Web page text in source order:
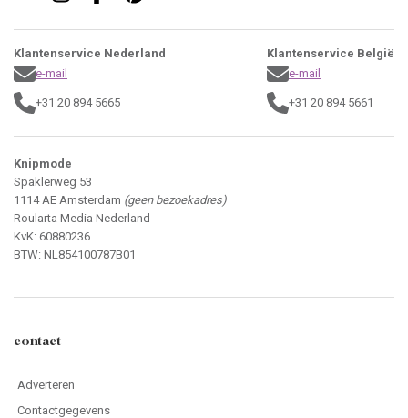
Klantenservice Nederland
e-mail
+31 20 894 5665
Klantenservice België
e-mail
+31 20 894 5661
Knipmode
Spaklerweg 53
1114 AE Amsterdam (geen bezoekadres)
Roularta Media Nederland
KvK: 60880236
BTW: NL854100787B01
contact
Adverteren
Contactgegevens